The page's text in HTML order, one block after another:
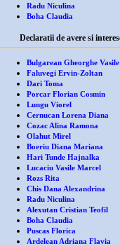
Radu Niculina
Boha Claudia
Declaratii de avere si
Bulgarean Gheorghe Vasile
Faluvegi Ervin-Zoltan
Dari Toma
Porcar Florian Cosmin
Lungu Viorel
Cernucan Lorena Diana
Cozac Alina Ramona
Olahut Mirel
Boeriu Diana Mariana
Hari Tunde Hajnalka
Lucaciu Vasile Marcel
Rozs Rita
Chis Dana Alexandrina
Radu Niculina
Alexutan Cristian Teofil
Boha Claudia
Puscas Florica
Ardelean Adriana Flavia